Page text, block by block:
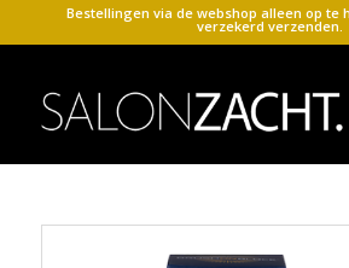
Bestellingen via de webshop alleen op te
verzekerd verzenden.